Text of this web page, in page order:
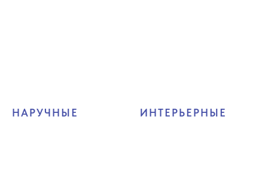
НАРУЧНЫЕ ИНТЕРЬЕРНЫЕ